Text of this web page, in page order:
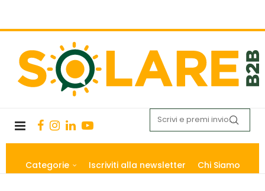
Categorie Iscriviti alla newsletter Chi Siamo